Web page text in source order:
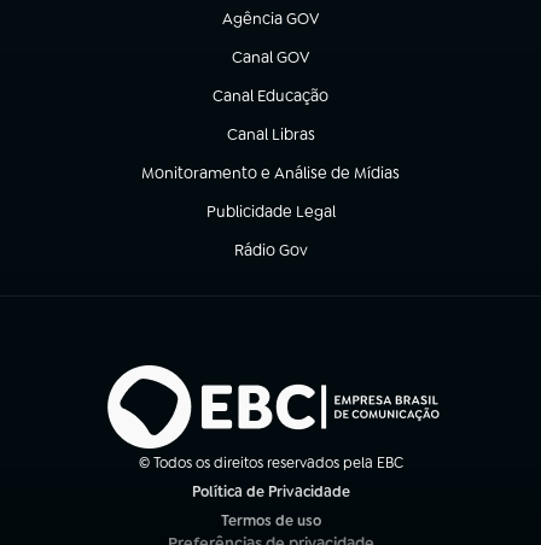
Agência GOV
(abre em nova aba)
Canal GOV
(abre em nova aba)
Canal Educação
(abre em nova aba)
Canal Libras
(abre em nova aba)
Monitoramento e Análise de Mídias
(abre em nova aba)
Publicidade Legal
(abre em nova aba)
Rádio Gov
(abre em nova aba)
© Todos os direitos reservados pela EBC
Política de Privacidade
Termos de uso
(abre em nova aba)